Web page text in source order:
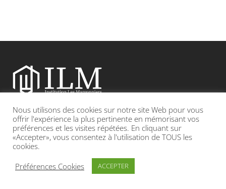
Etablissement catholique sous contrat d’association avec l’Etat
Adresse : 19, Grande rue 69420 CONDRIEU
INFOS LÉGALES POLITIQUE DE CONFIDENTIALITÉ
Nous utilisons des cookies sur notre site Web pour vous
offrir l'expérience la plus pertinente en mémorisant vos
préférences et les visites répétées. En cliquant sur
«Accepter», vous consentez à l'utilisation de TOUS les
cookies.
Préférences Cookies
ACCEPTER